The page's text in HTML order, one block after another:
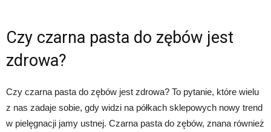
Czy czarna pasta do zębów jest
zdrowa?
Czy czarna pasta do zębów jest zdrowa? To pytanie, które wielu
z nas zadaje sobie, gdy widzi na półkach sklepowych nowy trend
w pielęgnacji jamy ustnej. Czarna pasta do zębów, znana również